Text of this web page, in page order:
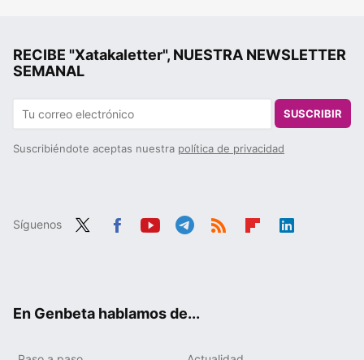
RECIBE "Xatakaletter", NUESTRA NEWSLETTER
SEMANAL
SUSCRIBIR
Suscribiéndote aceptas nuestra política de privacidad
Síguenos
En Genbeta hablamos de...